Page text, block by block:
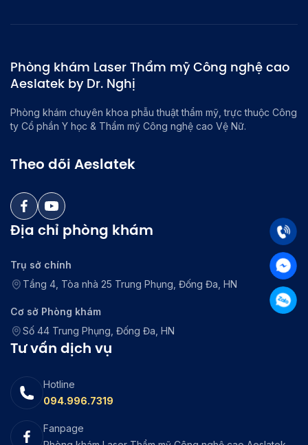
Phòng khám Laser Thẩm mỹ Công nghệ cao
Aeslatek by Dr. Nghị
Phòng khám chuyên khoa phẫu thuật thẩm mỹ, trực thuộc Công
ty Cổ phần Y học & Thẩm mỹ Công nghệ cao Vệ Nữ.
Theo dõi Aeslatek
Địa chỉ phòng khám
Trụ sở chính
Tầng 4, Tòa nhà 25 Trung Phụng, Đống Đa, HN
Cơ sở Phòng khám
Số 44 Trung Phụng, Đống Đa, HN
Tư vấn dịch vụ
Hotline
094.996.7319
Fanpage